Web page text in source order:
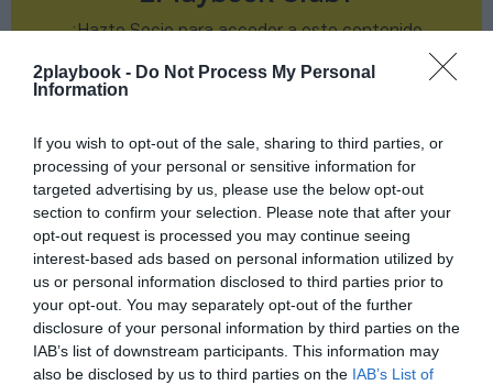
2playbook - Do Not Process My Personal
Information
If you wish to opt-out of the sale, sharing to third parties, or
processing of your personal or sensitive information for
targeted advertising by us, please use the below opt-out
section to confirm your selection. Please note that after your
opt-out request is processed you may continue seeing
interest-based ads based on personal information utilized by
us or personal information disclosed to third parties prior to
your opt-out. You may separately opt-out of the further
disclosure of your personal information by third parties on the
IAB’s list of downstream participants. This information may
also be disclosed by us to third parties on the IAB’s List of
Índex2P
ACB
¡Hazte Socio para acceder a este contenido
¡Suscríbete!
Compartir
Imprimir